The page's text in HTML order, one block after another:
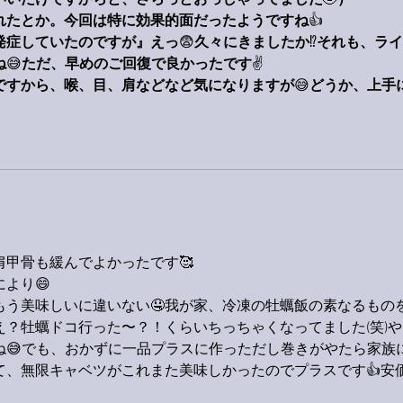
とか。今回は特に効果的面だったようですね👍
していたのですが』えっ😨久々にきましたか⁉️それも、ラ
😅ただ、早めのご回復で良かったです✌️
から、喉、目、肩などなど気になりますが😅どうか、上手
骨も緩んでよかったです🥰
より😄
美味しいに違いない🤤我が家、冷凍の牡蠣飯の素なるもの
牡蠣ドコ行った〜？！くらいちっちゃくなってました(笑)
でも、おかずに一品プラスに作っただし巻きがやたら家族
無限キャベツがこれまた美味しかったのでプラスです👍安